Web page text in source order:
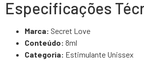
Especificações
Marca: Secret Love
Conteúdo: 8ml
Categoria: Estimulante Unissex